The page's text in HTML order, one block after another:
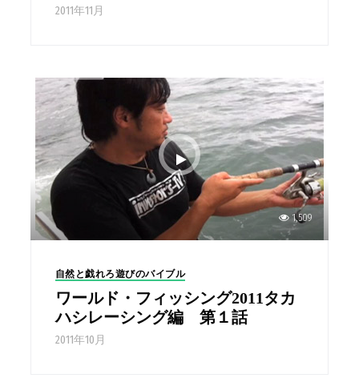
2011年11月
1,509
自然と戯れろ遊びのバイブル
ワールド・フィッシング2011タカ
ハシレーシング編 第１話
2011年10月